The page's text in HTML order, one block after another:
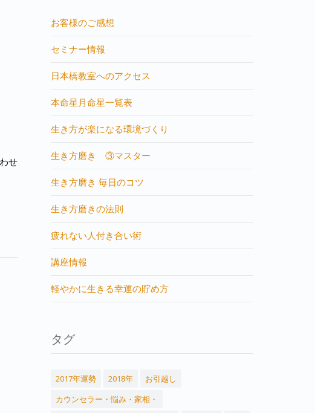
せ
お客様のご感想
セミナー情報
日本橋教室へのアクセス
本命星月命星一覧表
生き方が楽になる環境づくり
生き方磨き ③マスター
生き方磨き 毎日のコツ
生き方磨きの法則
疲れない人付き合い術
講座情報
軽やかに生きる幸運の貯め方
タグ
2017年運勢 2018年
お引越し
カウンセラー・悩み・家相・